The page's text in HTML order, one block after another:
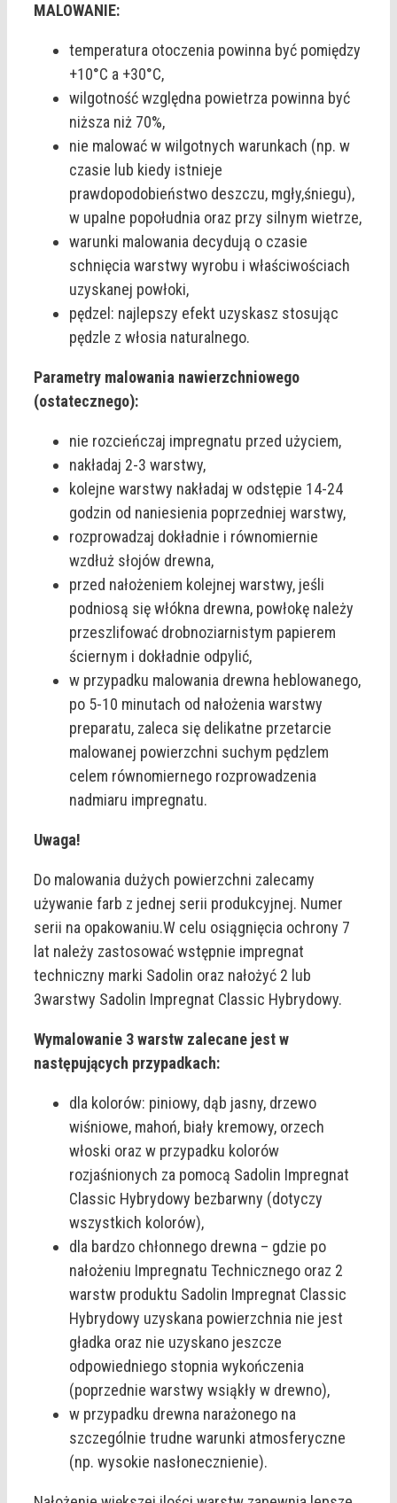
MALOWANIE:
temperatura otoczenia powinna być pomiędzy
+10°C a +30°C,
wilgotność względna powietrza powinna być
niższa niż 70%,
nie malować w wilgotnych warunkach (np. w
czasie lub kiedy istnieje
prawdopodobieństwo deszczu, mgły,śniegu),
w upalne popołudnia oraz przy silnym wietrze,
warunki malowania decydują o czasie
schnięcia warstwy wyrobu i właściwościach
uzyskanej powłoki,
pędzel: najlepszy efekt uzyskasz stosując
pędzle z włosia naturalnego.
Parametry malowania nawierzchniowego
(ostatecznego):
nie rozcieńczaj impregnatu przed użyciem,
nakładaj 2-3 warstwy,
kolejne warstwy nakładaj w odstępie 14-24
godzin od naniesienia poprzedniej warstwy,
rozprowadzaj dokładnie i równomiernie
wzdłuż słojów drewna,
przed nałożeniem kolejnej warstwy, jeśli
podniosą się włókna drewna, powłokę należy
przeszlifować drobnoziarnistym papierem
ściernym i dokładnie odpylić,
w przypadku malowania drewna heblowanego,
po 5-10 minutach od nałożenia warstwy
preparatu, zaleca się delikatne przetarcie
malowanej powierzchni suchym pędzlem
celem równomiernego rozprowadzenia
nadmiaru impregnatu.
Uwaga!
Do malowania dużych powierzchni zalecamy
używanie farb z jednej serii produkcyjnej. Numer
serii na opakowaniu.W celu osiągnięcia ochrony 7
lat należy zastosować wstępnie impregnat
techniczny marki Sadolin oraz nałożyć 2 lub
3warstwy Sadolin Impregnat Classic Hybrydowy.
Wymalowanie 3 warstw zalecane jest w
następujących przypadkach:
dla kolorów: piniowy, dąb jasny, drzewo
wiśniowe, mahoń, biały kremowy, orzech
włoski oraz w przypadku kolorów
rozjaśnionych za pomocą Sadolin Impregnat
Classic Hybrydowy bezbarwny (dotyczy
wszystkich kolorów),
dla bardzo chłonnego drewna – gdzie po
nałożeniu Impregnatu Technicznego oraz 2
warstw produktu Sadolin Impregnat Classic
Hybrydowy uzyskana powierzchnia nie jest
gładka oraz nie uzyskano jeszcze
odpowiedniego stopnia wykończenia
(poprzednie warstwy wsiąkły w drewno),
w przypadku drewna narażonego na
szczególnie trudne warunki atmosferyczne
(np. wysokie nasłonecznienie).